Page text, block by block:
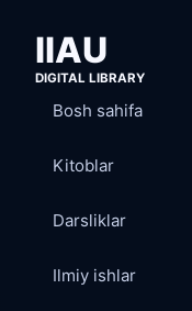
IIAU
DIGITAL LIBRARY
Bosh sahifa
Kitoblar
Darsliklar
Ilmiy ishlar